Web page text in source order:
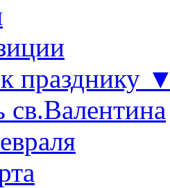
празднику
св.Валентина